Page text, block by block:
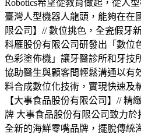
Robotics希望從教育做起，從人
臺灣人型機器人龍頭，能夠在在
限公司】// 數位挑色，全瓷假牙
科雁股份有限公司研發出「數位
色彩塗佈機」讓牙醫診所和牙技
協助醫生與顧客間輕鬆溝通以有
料合成數位化技術，實現快速及
【大事食品股份有限公司】// 精
牌 大事食品股份有限公司致力於
全新的海鮮零嘴品牌，擺脫傳統